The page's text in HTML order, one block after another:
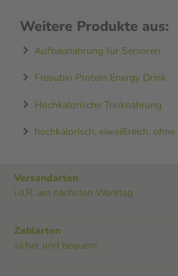
Weitere Produkte aus:
Aufbaunahrung für Senioren
Fresubin Protein Energy Drink
Hochkalorische Trinknahrung
hochkalorisch, eiweißreich,
Versandarten
i.d.R. am nächsten Werktag
Zahlarten
sicher und bequem